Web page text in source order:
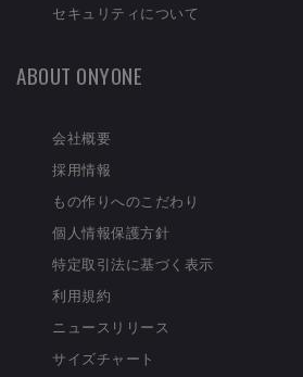
セキュリティについて
ABOUT ONYONE
会社概要
採用情報
もの作りへのこだわり
個人情報保護方針
特定取引法に基づく表示
利用規約
ニュースリリース
サイズチャート